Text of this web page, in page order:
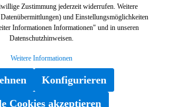
Zustimmung jederzeit widerrufen. Weitere
und Einstellungsmöglichkeiten
Informationen Informationen" und in unseren
Datenschutzhinweisen.
Weitere Informationen
Konfigurieren
Cookies akzeptieren